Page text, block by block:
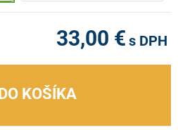
33,00 € s DPH
DO KOŠÍKA